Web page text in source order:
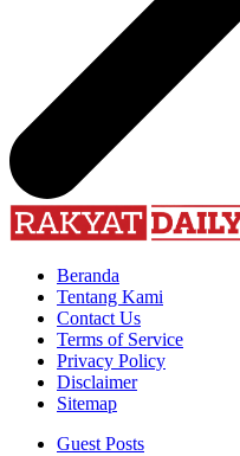
Beranda
Tentang Kami
Contact Us
Terms of Service
Privacy Policy
Disclaimer
Sitemap
Guest Posts